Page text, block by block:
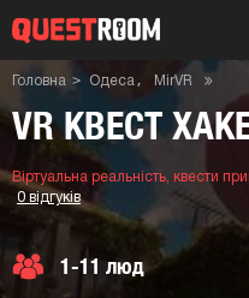
Головна Одеса MirVR
Квести пригоди VR квест
VR КВЕСТ
Віртуальна реальність, квести
0 відгуків
1-11 люд